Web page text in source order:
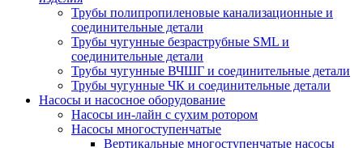
Трубы полипропиленовые канализационные и
соединительные детали
Трубы чугунные безраструбные SML и
соединительные детали
Трубы чугунные ВЧШГ и соединительные детали
Трубы чугунные ЧК и соединительные детали
Насосы и насосное оборудование
Насосы ин-лайн с сухим ротором
Насосы многоступенчатые
Вертикальные многоступенчатые насосы